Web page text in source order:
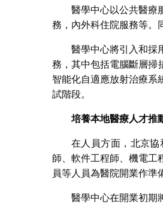
醫學中心以公共醫療
務，內外科住院服務等。
醫學中心將引入和採
務，其中包括電腦斷層掃
智能化自適應放射治療系
試階段。
培養本地醫療人才推
在人員方面，北京協
師、軟件工程師、機電工
員等人員為醫院開業作準
醫學中心在開業初期